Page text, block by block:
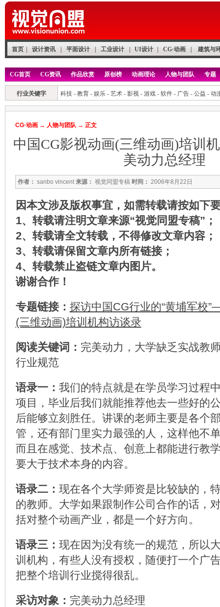
首页 设计资讯 平面设计 工业设计 UI设计 CG·动画 建筑与
CG首页 CG资讯 作品欣赏 原创榜 动画理论 人物与团队 专题
行业关键字 科技 - 教育 - 娱乐 - 艺术 - 影视 - 游戏 - 软件 - 广告 - 公益 - 动
CG·动画 → 人物与团队 → 正文
中国CG影视动画(三维动画)培训
美动力总经理
作者： sanbo vincent来源： 视觉同盟专稿 时间： 2006年8月22日
因本文涉及版权事宜，如需转载请按如下
1、转载请注明文章来源“视觉同盟专稿”；
2、转载请全文转载，不得修改文章内容；
3、转载请保留文章内所有链接；
4、转载禁止盗链文章内图片。
谢谢合作！
专题链接： 探访中国CG行业的“黄埔军校
(三维动画)培训机构访谈录
阅读关键词： 完美动力，大学缺乏实战教
行业规范
语录一： 我们的特点就是在学员学习过程
项目，毕业后我们就能推荐他去一些好的
后能够立刻胜任。讲课的老师主要是各个
管，还有部门里实力最强的人，这样他不
而且在感觉、技术点、创意上都能进行教
要大于技术本身的内容。
语录二： 现在各个大学师资是比较缺的，
的教师。大学如果跟制作公司合作的话，
括对整个动画产业，都是一个好方向。
语录三： 现在因为没有统一的规范，所以
训机构，有些人没有授权，随便打一个广
把整个培训行业搅得很乱。
采访对象： 完美动力总经理